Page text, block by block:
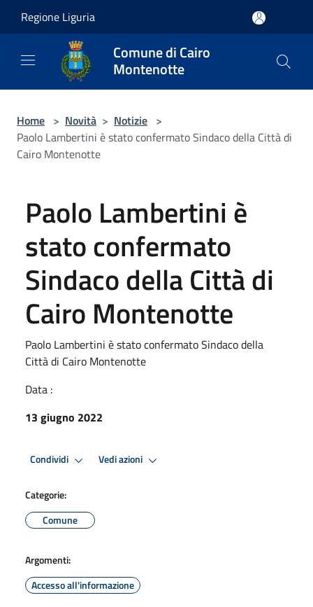
Regione Liguria
Comune di Cairo
Montenotte
Home > Novità > Notizie >
Paolo Lambertini è stato confermato Sindaco della Città di
Cairo Montenotte
Paolo Lambertini è
stato confermato
Sindaco della Città di
Cairo Montenotte
Paolo Lambertini è stato confermato Sindaco della
Città di Cairo Montenotte
Data :
13 giugno 2022
Condividi Vedi azioni
Categorie:
Comune
Argomenti:
Accesso all'informazione